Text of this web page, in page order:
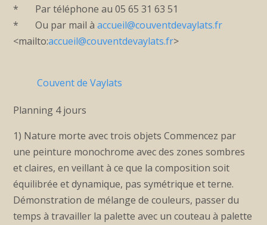
* Par téléphone au 05 65 31 63 51
* Ou par mail à accueil@couventdevaylats.fr
<mailto:accueil@couventdevaylats.fr>
Couvent de Vaylats
Planning 4 jours
1) Nature morte avec trois objets Commencez par
une peinture monochrome avec des zones sombres
et claires, en veillant à ce que la composition soit
équilibrée et dynamique, pas symétrique et terne.
Démonstration de mélange de couleurs, passer du
temps à travailler la palette avec un couteau à palette